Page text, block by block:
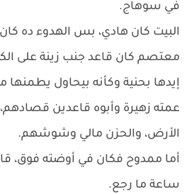
في سوهاج.
البيت كان هادي، بس الهدوء ده
معتصم كان قاعد جنب زينة على
إيدها بحنية وكأنه بيحاول يطمنها
عمته زهيرة وأبوه قاعدين
الأرض، والحزن مالي وشوشهم.
أما ممدوح فكان في أوضته فوق،
ساعة ما رجع.